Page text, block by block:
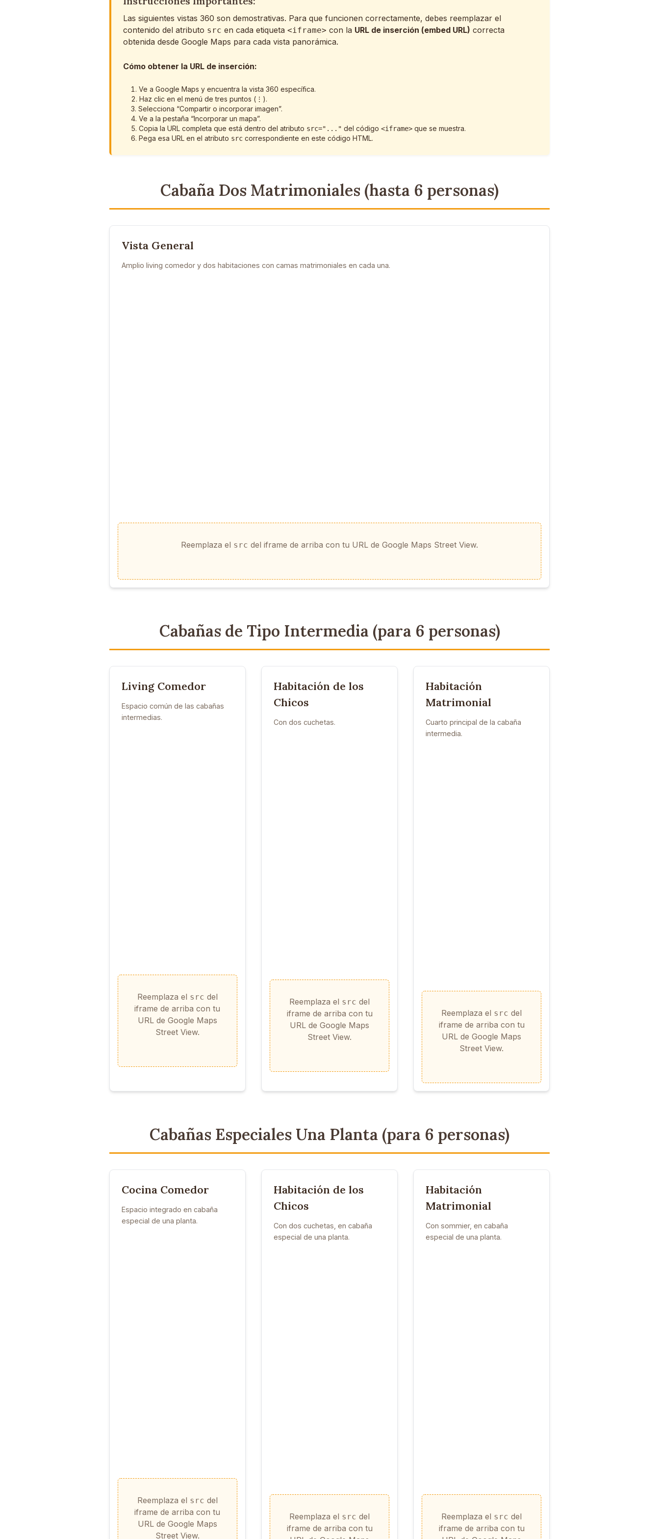
Las siguientes vistas 360 son demostrativas. Para que funcionen correctamente, debes reemplazar el
contenido del atributo src en cada etiqueta <iframe> con la URL de inserción (embed URL) correcta
obtenida desde Google Maps para cada vista panorámica.
Cómo obtener la URL de inserción:
Ve a Google Maps y encuentra la vista 360 específica.
Haz clic en el menú de tres puntos (⋮).
Selecciona “Compartir o incorporar imagen”.
Ve a la pestaña “Incorporar un mapa”.
Copia la URL completa que está dentro del atributo src="..." del código <iframe>que se muestra.
Pega esa URL en el atributo srccorrespondiente en este código HTML.
Cabaña Dos Matrimoniales (hasta 6 personas)
Vista General
Amplio living comedor y dos habitaciones con camas matrimoniales en cada una.
Reemplaza el src del iframe de arriba con tu URL de Google Maps Street View.
Cabañas de Tipo Intermedia (para 6 personas)
Living Comedor
Espacio común de las cabañas
intermedias.
Reemplaza el src del
iframe de arriba con tu
URL de Google Maps
Street View.
Habitación de los
Chicos
Con dos cuchetas.
Reemplaza el src del
iframe de arriba con tu
URL de Google Maps
Street View.
Habitación
Matrimonial
Cuarto principal de la cabaña
intermedia.
Reemplaza el src del
iframe de arriba con tu
URL de Google Maps
Street View.
Cabañas Especiales Una Planta (para 6 personas)
Cocina Comedor
Espacio integrado en cabaña
especial de una planta.
Reemplaza el src del
iframe de arriba con tu
URL de Google Maps
Street View.
Habitación de los
Chicos
Con dos cuchetas, en cabaña
especial de una planta.
Reemplaza el src del
iframe de arriba con tu
Habitación
Matrimonial
Con sommier, en cabaña
especial de una planta.
Reemplaza el src del
iframe de arriba con tu